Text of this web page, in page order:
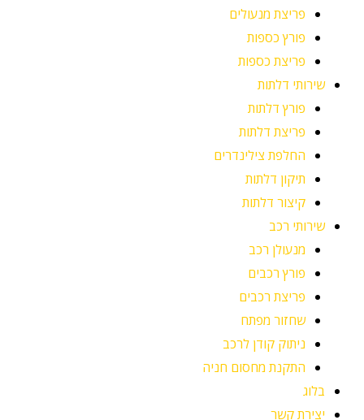
פריצת מנעולים
פורץ כספות
פריצת כספות
שירותי דלתות
פורץ דלתות
פריצת דלתות
החלפת צילינדרים
תיקון דלתות
קיצור דלתות
שירותי רכב
מנעולן רכב
פורץ רכבים
פריצת רכבים
שחזור מפתח
ניתוק קודן לרכב
התקנת מחסום חניה
בלוג
יצירת קשר